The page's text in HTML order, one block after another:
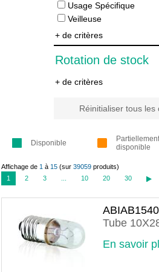
Usage Spécifique
Veilleuse
+ de critères
Rotation de stock
+ de critères
Réinitialiser tous les
Disponible
Partiellement
disponible
Affichage de 1 à 15 (sur 39059 produits)
1
2 3 10 20 30
ABIAB1540
Tube
En savoir